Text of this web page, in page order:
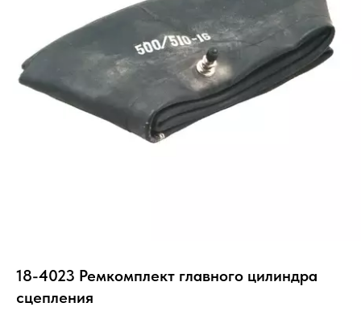
18-4023 Ремкомплект главного цилиндра
сцепления